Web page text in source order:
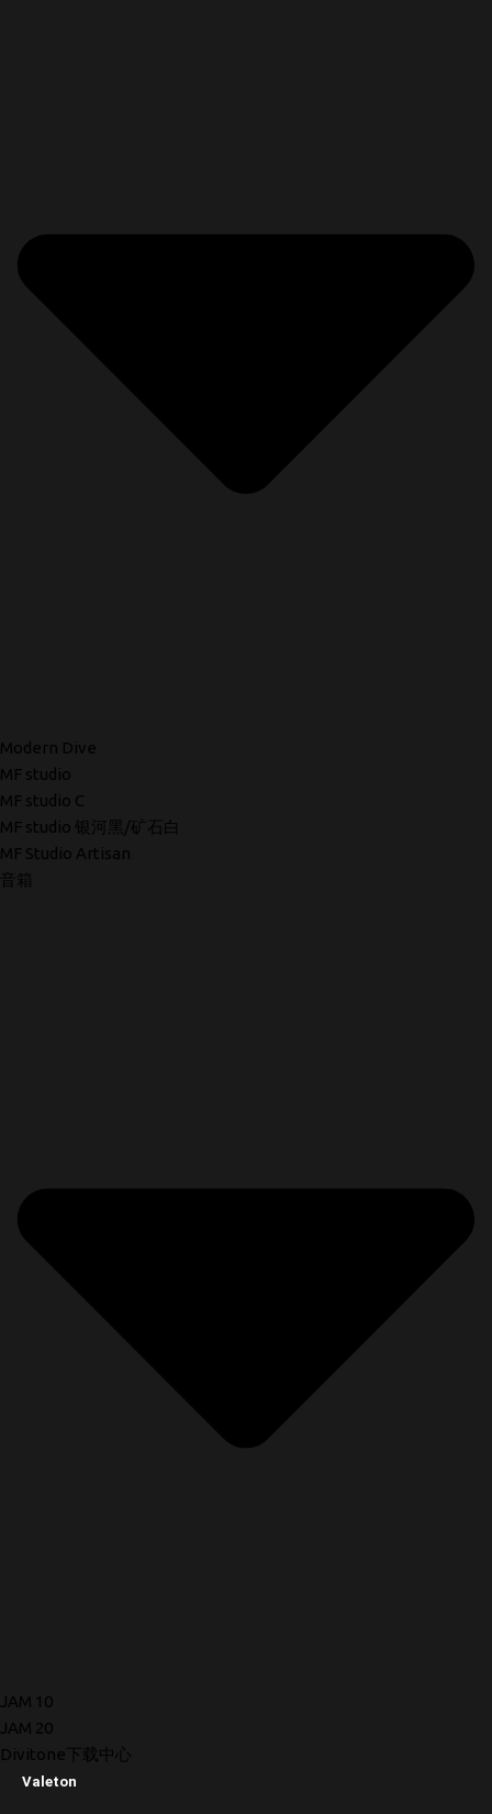
Modern Dive
MF studio
MF studio C
MF studio 银河黑/矿石白
MF Studio Artisan
音箱
JAM 10
JAM 20
Divitone下载中心
Valeton